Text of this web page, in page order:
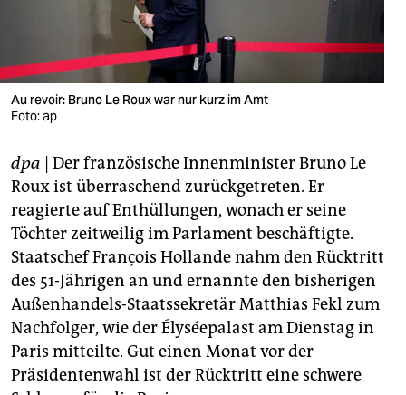
verlag
veranstaltungen
fragen & hilfe
unterstützen
abo
genossenschaft
epaper login
Au revoir: Bruno Le Roux war nur kurz im Amt
Foto: ap
dpa | Der französische Innenminister Bruno Le
Roux ist überraschend zurückgetreten. Er
reagierte auf Enthüllungen, wonach er seine
Töchter zeitweilig im Parlament beschäftigte.
Staatschef François Hollande nahm den Rücktritt
des 51-Jährigen an und ernannte den bisherigen
Außenhandels-Staatssekretär Matthias Fekl zum
Nachfolger, wie der Élyséepalast am Dienstag in
Paris mitteilte. Gut einen Monat vor der
Präsidentenwahl ist der Rücktritt eine schwere